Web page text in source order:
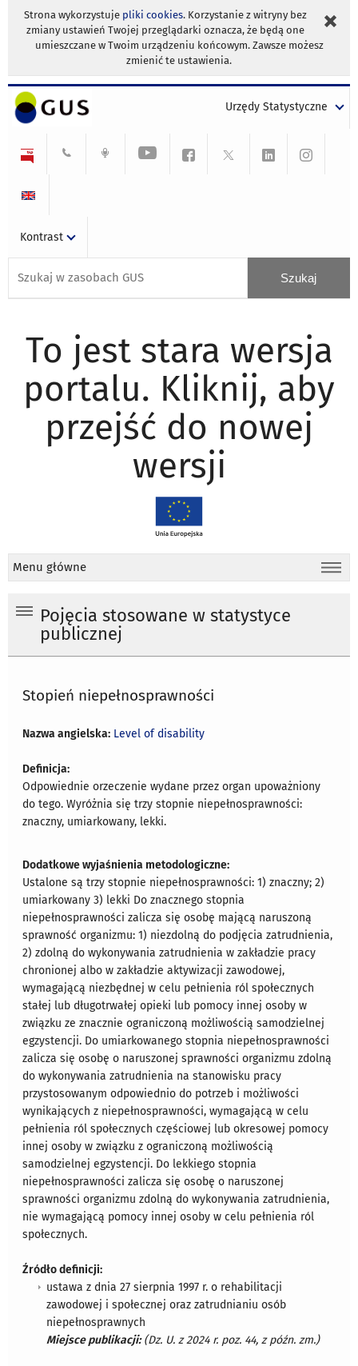
Strona wykorzystuje pliki cookies. Korzystanie z witryny bez
zmiany ustawień Twojej przeglądarki oznacza, że będą one
umieszczane w Twoim urządzeniu końcowym. Zawsze możesz
zmienić te ustawienia.
Urzędy Statystyczne
Kontrast
To jest stara wersja
portalu. Kliknij, aby
przejść do nowej
wersji
Menu główne
Pojęcia stosowane w statystyce
publicznej
Stopień niepełnosprawności
Nazwa angielska: Level of disability
Definicja:
Odpowiednie orzeczenie wydane przez organ upoważniony
do tego. Wyróżnia się trzy stopnie niepełnosprawności:
znaczny, umiarkowany, lekki.
Dodatkowe wyjaśnienia metodologiczne:
Ustalone są trzy stopnie niepełnosprawności: 1) znaczny; 2)
umiarkowany 3) lekki Do znacznego stopnia
niepełnosprawności zalicza się osobę mającą naruszoną
sprawność organizmu: 1) niezdolną do podjęcia zatrudnienia,
2) zdolną do wykonywania zatrudnienia w zakładzie pracy
chronionej albo w zakładzie aktywizacji zawodowej,
wymagającą niezbędnej w celu pełnienia ról społecznych
stałej lub długotrwałej opieki lub pomocy innej osoby w
związku ze znacznie ograniczoną możliwością samodzielnej
egzystencji. Do umiarkowanego stopnia niepełnosprawności
zalicza się osobę o naruszonej sprawności organizmu zdolną
do wykonywania zatrudnienia na stanowisku pracy
przystosowanym odpowiednio do potrzeb i możliwości
wynikających z niepełnosprawności, wymagającą w celu
pełnienia ról społecznych częściowej lub okresowej pomocy
innej osoby w związku z ograniczoną możliwością
samodzielnej egzystencji. Do lekkiego stopnia
niepełnosprawności zalicza się osobę o naruszonej
sprawności organizmu zdolną do wykonywania zatrudnienia,
nie wymagającą pomocy innej osoby w celu pełnienia ról
społecznych.
Źródło definicji:
ustawa z dnia 27 sierpnia 1997 r. o rehabilitacji
zawodowej i społecznej oraz zatrudnianiu osób
niepełnosprawnych
Miejsce publikacji:(Dz. U. z 2024 r. poz. 44, z późn. zm.)